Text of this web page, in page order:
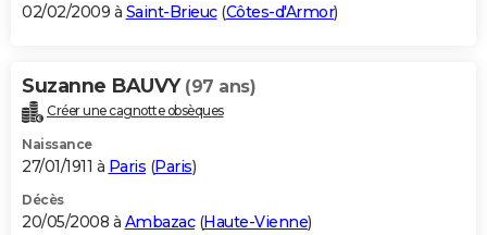
02/02/2009 à Saint-Brieuc(Côtes-d'Armor)
Suzanne BAUVY (97 ans)
Créer une cagnotte obsèques
Naissance
27/01/1911 à Paris (Paris)
Décès
20/05/2008 à Ambazac(Haute-Vienne)